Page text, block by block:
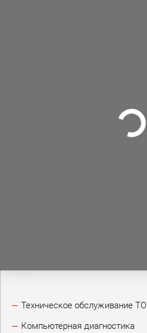
Техническое обслуживание ТО
Компьютерная диагностика